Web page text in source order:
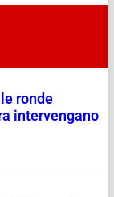
ronde
intervengano